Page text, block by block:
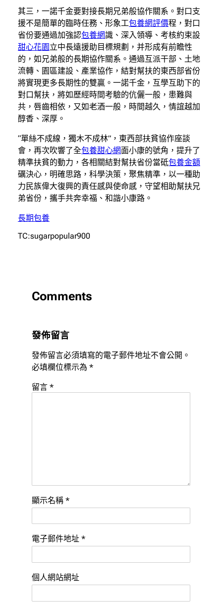
其三，一諾千金要對接長期兄弟般協作關系。對口支
援不是簡單的臨時任務、形象工包養網評價程，對口
省份要通過加強認包養網識、深入領導、考核約束設
甜心花園立中長遠援助目標規劃，并形成有前瞻性
的，如兄弟般的長期協作關系。通過互派干部、土地
流轉、園區建設、產業協作，結對幫扶的東西部省份
將實現更多長期性的雙贏。一諾千金，互學互助下的
對口幫扶，將如歷經時間考驗的伉儷一般，患難與
共，唇齒相依，又如老酒一般，時間越久，情誼越加
醇香、深厚。
“單絲不成線，獨木不成林”，東西部扶貧協作座談
會，再次吹響了全包養甜心網面小康的號角，提升了
精準扶貧的動力，各相關結對幫扶省份當砥包養金額
礪決心，明確思路，科學決策，聚焦精準，以一種助
力民族偉大復興的責任感與使命感，守望相助幫扶兄
弟省份，攜手共奔幸福、和諧小康路。
長期包養
TC:sugarpopular900
Comments
發佈留言
發佈留言必須填寫的電子郵件地址不會公開。
必填欄位標示為 *
留言 *
顯示名稱 *
電子郵件地址 *
個人網站網址